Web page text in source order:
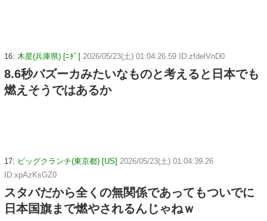
16: 木星(兵庫県) [ﾆﾀﾞ] 2026/05/23(土) 01:04:26.59 ID:zfdelVnD0
8.6秒バズーカみたいなものと考えると日本でも
燃えそうではあるか
17: ビッグクランチ(東京都) [US] 2026/05/23(土) 01:04:39.26
ID:xpAzKsGZ0
スタバだから全くの無関係であってもついでに
日本国旗まで燃やされるんじゃねｗ